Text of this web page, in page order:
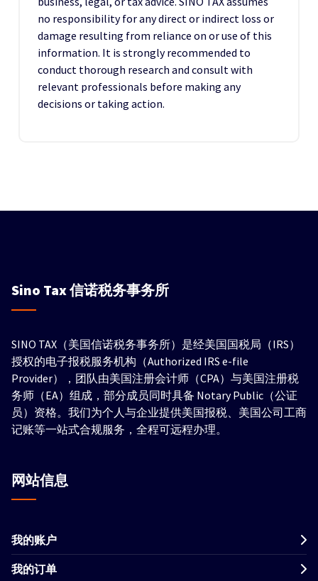
no responsibility for any direct or indirect loss or
damage resulting from reliance on or use of this
information. It is strongly recommended to
conduct thorough research and consult with
relevant professionals before making any
decisions or taking action.
Sino Tax信诺税务事务所
SINO TAX（美国信诺税务事务所）是经美国国税局（IRS）
授权的电子报税服务机构（Authorized IRS e-file
Provider），团队由美国注册会计师（CPA）与美国注册税
务师（EA）组成，部分成员同时具备 Notary Public（公证
员）资格。我们为个人与企业提供美国报税、美国公司工商
记账等一站式合规服务，全程可远程办理。
网站信息
我的账户
我的订单